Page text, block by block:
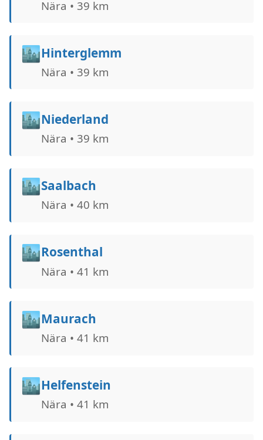
Nära • 39 km
🏙️Hinterglemm
Nära • 39 km
🏙️Niederland
Nära • 39 km
🏙️Saalbach
Nära • 40 km
🏙️Rosenthal
Nära • 41 km
🏙️Maurach
Nära • 41 km
🏙️Helfenstein
Nära • 41 km